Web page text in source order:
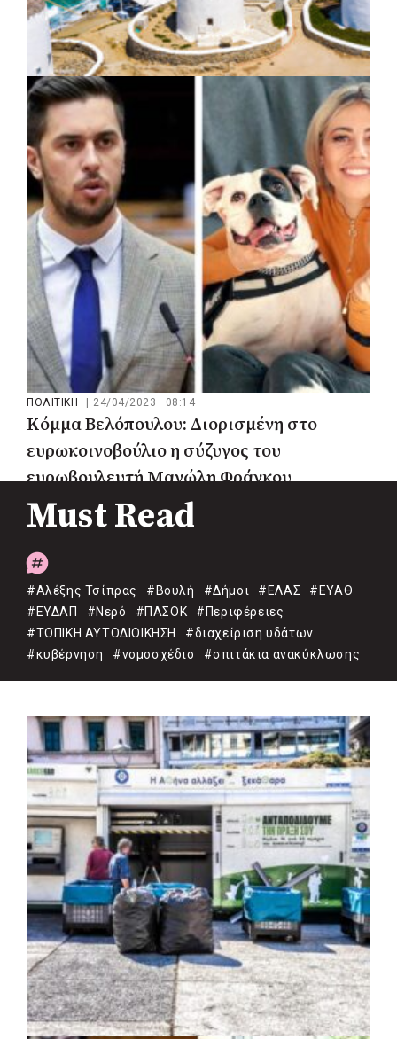
ΚΟΙΝΩΝΙΑ 10/04/2023 · 11:09
Δήμος Μυκόνου: 200.000 ευρώ για
κτηνίατρο πληρώνει ο Κωνσταντίνος
Κουκάς
ΠΟΛΙΤΙΚΗ 24/04/2023 · 08:14
Κόμμα Βελόπουλου: Διορισμένη στο
ευρωκοινοβούλιο η σύζυγος του
ευρωβουλευτή Μανώλη Φράγκου
Must Read
#Αλέξης Τσίπρας #Βουλή #Δήμοι #ΕΛΑΣ
#ΕΥΑΘ
#ΕΥΔΑΠ
#Νερό #ΠΑΣΟΚ
#Περιφέρειες
#ΤΟΠΙΚΗ ΑΥΤΟΔΙΟΙΚΗΣΗ
#διαχείριση υδάτων
#κυβέρνηση
#νομοσχέδιο #σπιτάκια ανακύκλωσης